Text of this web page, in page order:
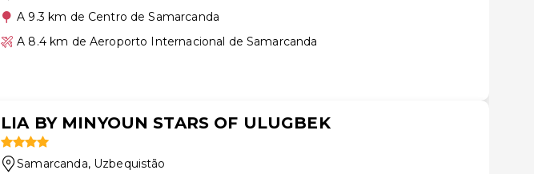
A 9.3 km de Centro de Samarcanda
A 8.4 km de Aeroporto Internacional de Samarcanda
LIA BY MINYOUN STARS OF ULUGBEK
Samarcanda, Uzbequistão